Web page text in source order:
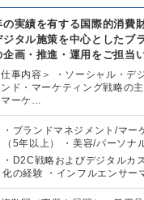
の実績を有する国際的消費
ジタル施策を中心としたブ
画・推進・運用をご担当
仕事内容＞ ・ソーシャル・デ
ド・マーケティング戦略の
マーケ…
・ブランドマネジメント/マー
（5年以上） ・美容/パーソナ
・D2C戦略およびデジタルカ
化の経験 ・インフルエンサー